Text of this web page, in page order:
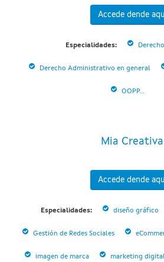
Accede dende
Especialidades:
Derecho Administrativo en general
OOPP...
Mia Creativa
Accede dende
Especialidades: diseño gráfico
Gestión de Redes Sociales
imagen de marca marketing